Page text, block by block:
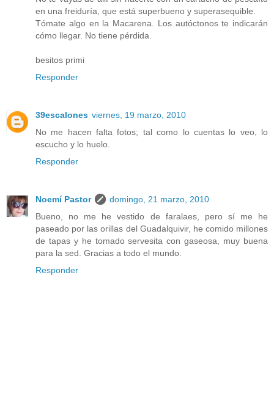
en una freiduría, que está superbueno y superasequible.
Tómate algo en la Macarena. Los autóctonos te indicarán
cómo llegar. No tiene pérdida.
besitos primi
Responder
39escalones viernes, 19 marzo, 2010
No me hacen falta fotos; tal como lo cuentas lo veo, lo
escucho y lo huelo.
Responder
Noemí Pastor
domingo, 21 marzo, 2010
Bueno, no me he vestido de faralaes, pero sí me he
paseado por las orillas del Guadalquivir, he comido millones
de tapas y he tomado servesita con gaseosa, muy buena
para la sed. Gracias a todo el mundo.
Responder